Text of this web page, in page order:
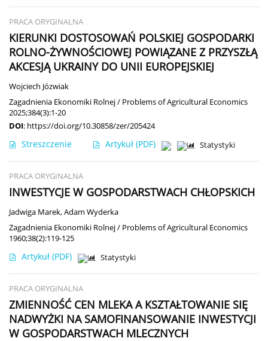
PRACA ORYGINALNA
KIERUNKI DOSTOSOWAŃ POLSKIEJ GOSPODARKI
ROLNO-ŻYWNOŚCIOWEJ POWIĄZANE Z PRZYSZŁĄ
AKCESJĄ UKRAINY DO UNII EUROPEJSKIEJ
Wojciech Józwiak
Zagadnienia Ekonomiki Rolnej / Problems of Agricultural Economics
2025;384(3):1-20
DOI: https://doi.org/10.30858/zer/205424
Streszczenie Artykuł (PDF) Statystyki
PRACA ORYGINALNA
INWESTYCJE W GOSPODARSTWACH CHŁOPSKICH
Jadwiga Marek,Adam Wyderka
Zagadnienia Ekonomiki Rolnej / Problems of Agricultural Economics
1960;38(2):119-125
Artykuł (PDF) Statystyki
PRACA ORYGINALNA
ZMIENNOŚĆ CEN MLEKA A KSZTAŁTOWANIE SIĘ
NADWYŻKI NA SAMOFINANSOWANIE INWESTYCJI
W GOSPODARSTWACH MLECZNYCH